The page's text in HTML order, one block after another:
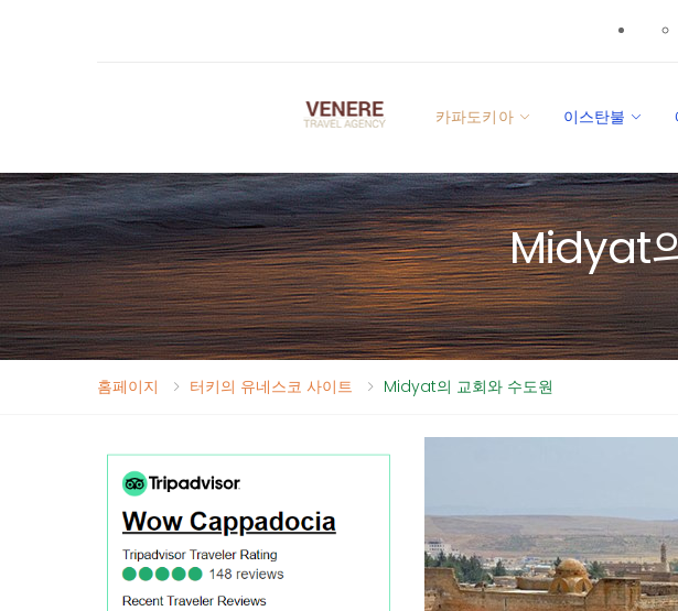
카파도키아 이스탄불
Midyat
홈페이지 터키의 유네스코 사이트 Midyat의 교회와 수도원